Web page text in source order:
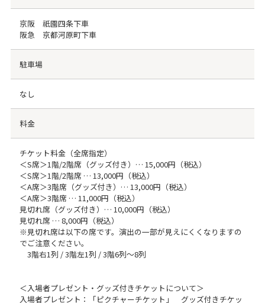
京阪 祇園四条下車
阪急 京都河原町下車
駐車場
なし
料金
チケット料金（全席指定）
＜S席＞1階/2階席（グッズ付き）… 15,000円（税込）
＜S席＞1階/2階席 … 13,000円（税込）
＜A席＞3階席（グッズ付き）… 13,000円（税込）
＜A席＞3階席 … 11,000円（税込）
見切れ席（グッズ付き）… 10,000円（税込）
見切れ席 … 8,000円（税込）
※見切れ席は以下の席です。演出の一部が見えにくくなりますの
でご注意ください。
3階右1列 / 3階左1列 / 3階6列～8列
＜入場者プレゼント・グッズ付きチケットについて＞
入場者プレゼント：「ピクチャーチケット」 グッズ付きチケッ